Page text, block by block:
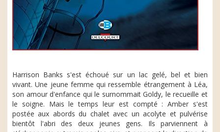
Harrison Banks s'est échoué sur un lac gelé, bel et bien
vivant. Une jeune femme qui ressemble étrangement à Léa,
son amour d'enfance qui le surnommait Goldy, le recueille et
le soigne. Mais le temps leur est compté : Amber s'est
postée aux abords du chalet avec un acolyte et pulvérise
bientôt l'abri des deux jeunes gens. Ils parviennent à